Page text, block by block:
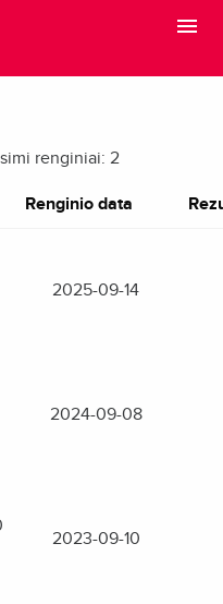
renginiai: 2
Renginio data
2025-09-14
2024-09-08
2023-09-10